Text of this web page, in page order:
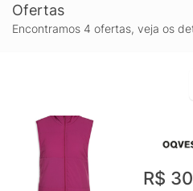
Ofertas
Encontramos 4 ofertas, veja os
R$